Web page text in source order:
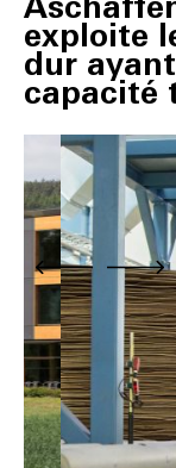
exploite
dur
capacité